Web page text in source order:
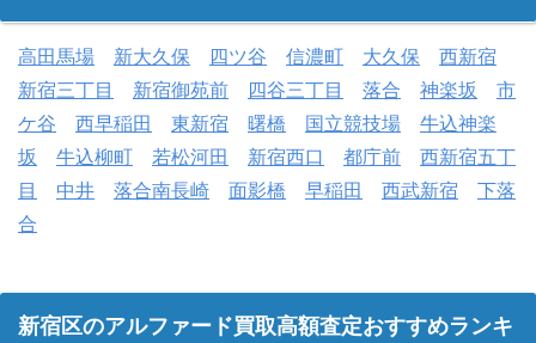
高田馬場 新大久保 四ツ谷 信濃町 大久保
西新宿
新宿三丁目
新宿御苑前 四谷三丁目 落合 神楽坂
市
ケ谷
西早稲田 東新宿 曙橋 国立競技場
牛込神楽
坂
牛込柳町 若松河田 新宿西口 都庁前
西新宿五丁
目
中井 落合南長崎 面影橋 早稲田 西武新宿
下落
合
新宿区のアルファード買取高額査定おすすめランキ